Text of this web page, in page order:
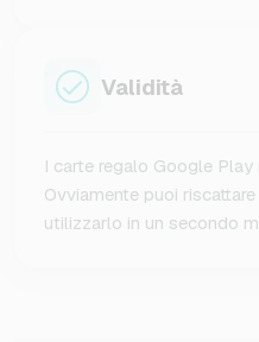
Validità
I carte regalo Google Play
Ovviamente puoi
utilizzarlo in un secondo